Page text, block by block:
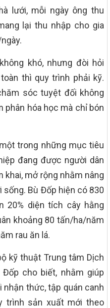
lưới, mỗi ngày ông thu
lại thu nhập cho gia
khó, nhưng đòi hỏi
thì quy trình phải kỹ.
sóc tuyệt đối không
phân hóa học mà chỉ bón
trong những mục tiêu
đang được người dân
khai, mở rộng nhằm nâng
sống. Bù Đốp hiện có 830
20% diện tích cây hằng
khoảng 80 tấn/ha/năm
rau ăn lá.
kỹ thuật Trung tâm Dịch
cho biết, nhằm giúp
nhận thức, tập quán canh
trình sản xuất mới theo